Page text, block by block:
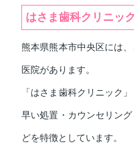
はさま歯科クリニッ
熊本県熊本市中央区には
医院があります。
「はさま歯科クリニック
早い処置・カウンセリン
どを特徴としています。